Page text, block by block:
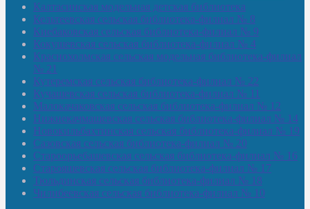
Калтасинская модельная детская библиотека
Кельтеевская сельская библиотека-филиал № 8
Киебаковская сельская библиотека-филиал № 9
Кокушевская сельская библиотека-филиал № 4
Краснохолмская сельская модельная библиотека-филиал
№ 21
Кутеремская сельская библиотека-филиал № 22
Кучашевская сельская библиотека-филиал № 11
Малокачаковская сельская библиотека-филиал № 12
Нижнекачмашевская сельская библиотека-филиал № 14
Новокильбахтинская сельская библиотека-филиал № 19
Сазовская сельская библиотека-филиал № 20
Староорьебашевская сельская библиотека-филиал № 16
Старояшевская сельская библиотека-филиал № 17
Тюльдинская сельская библиотека-филиал № 18
Чилибеевская сельская библиотека-филиал № 10